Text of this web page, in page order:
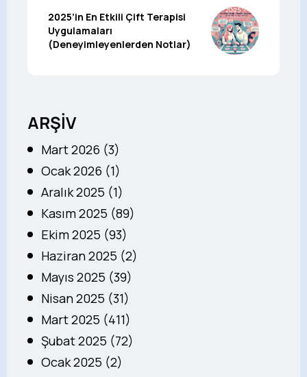
2025’in En Etkili Çift Terapisi
Uygulamaları
(Deneyimleyenlerden Notlar)
ARŞİV
Mart 2026 (3)
Ocak 2026 (1)
Aralık 2025 (1)
Kasım 2025 (89)
Ekim 2025 (93)
Haziran 2025 (2)
Mayıs 2025 (39)
Nisan 2025 (31)
Mart 2025 (411)
Şubat 2025 (72)
Ocak 2025 (2)